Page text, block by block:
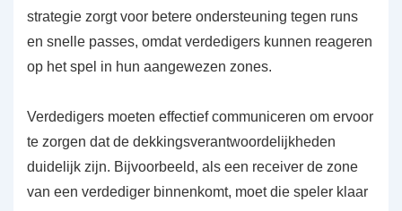
strategie zorgt voor betere ondersteuning tegen runs
en snelle passes, omdat verdedigers kunnen reageren
op het spel in hun aangewezen zones.
Verdedigers moeten effectief communiceren om ervoor
te zorgen dat de dekkingsverantwoordelijkheden
duidelijk zijn. Bijvoorbeeld, als een receiver de zone
van een verdediger binnenkomt, moet die speler klaar